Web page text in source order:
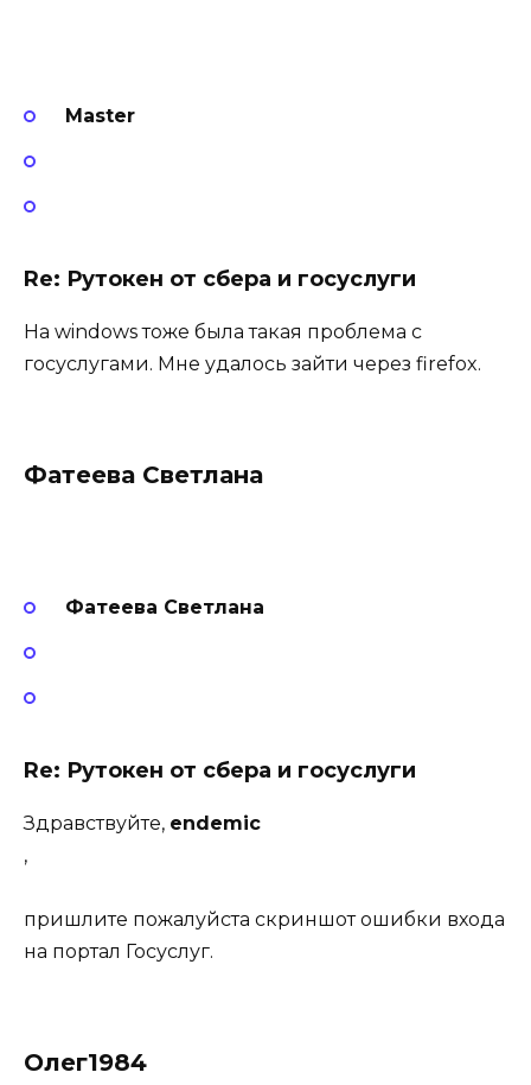
Master
Re: Рутокен от сбера и госуслуги
На windows тоже была такая проблема с
госуслугами. Мне удалось зайти через firefox.
Фатеева Светлана
Фатеева Светлана
Re: Рутокен от сбера и госуслуги
Здравствуйте, endemic
,
пришлите пожалуйста скриншот ошибки входа
на портал Госуслуг.
Олег1984